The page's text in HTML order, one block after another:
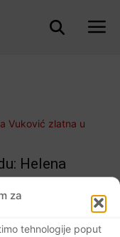
za
tehnologije poput
Helena
0